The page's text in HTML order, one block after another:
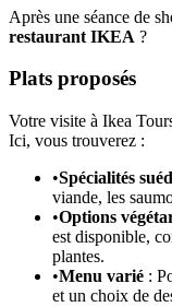
Après une séance de
restaurant IKEA ?
Plats proposés
Votre visite à Ikea
Ici, vous trouverez :
•Spécialités
viande, les
•Options
est disponible,
plantes.
•Menu varié :
et un choix de